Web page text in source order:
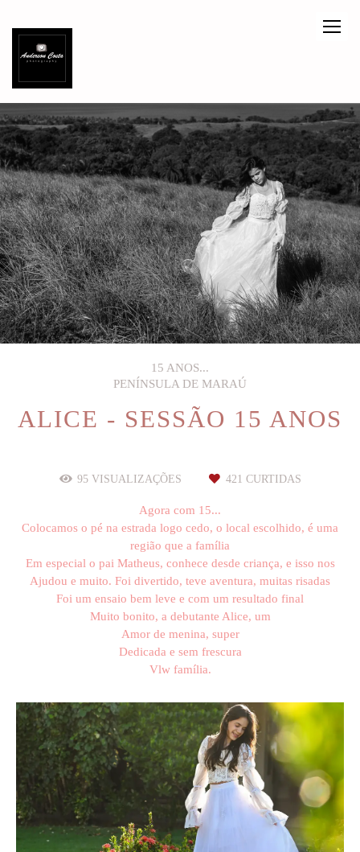
15 ANOS...
PENÍNSULA DE MARAÚ
ALICE - SESSÃO 15 ANOS
95VISUALIZAÇÕES 421 CURTIDAS
Agora com 15...
Colocamos o pé na estrada logo cedo, o local escolhido, é uma
região que a família
Em especial o pai Matheus, conhece desde criança, e isso nos
Ajudou e muito. Foi divertido, teve aventura, muitas risadas
Foi um ensaio bem leve e com um resultado final
Muito bonito, a debutante Alice, um
Amor de menina, super
Dedicada e sem frescura
Vlw família.